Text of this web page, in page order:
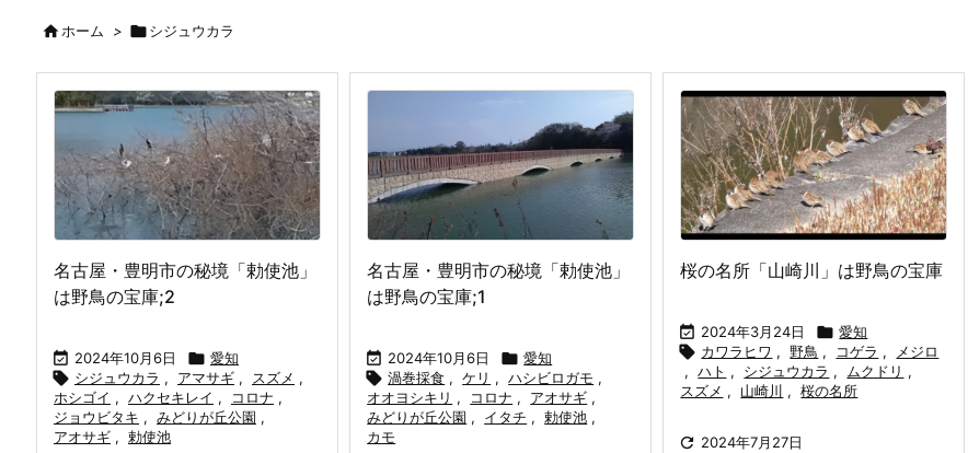
ホーム > シジュウカラ
名古屋・豊明市の秘境「勅使池」
は野鳥の宝庫;2
 2024年10月6日  愛知
 シジュウカラ , アマサギ , スズメ ,
ホシゴイ , ハクセキレイ , コロナ ,
ジョウビタキ , みどりが丘公園 ,
アオサギ , 勅使池
名古屋・豊明市の秘境「勅使池」
は野鳥の宝庫;1
 2024年10月6日  愛知
 渦巻採食 , ケリ , ハシビロガモ ,
オオヨシキリ , コロナ , アオサギ ,
みどりが丘公園 , イタチ , 勅使池 ,
カモ
桜の名所「山崎川」は野鳥の宝庫
 2024年3月24日  愛知
 カワラヒワ , 野鳥 , コゲラ ,
メジロ
, ハト , シジュウカラ , ムクドリ ,
スズメ , 山崎川 , 桜の名所
 2024年7月27日